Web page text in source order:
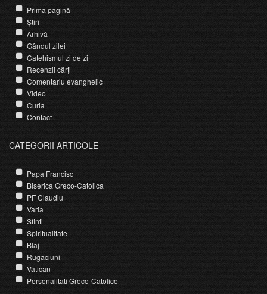
Prima pagină
Știri
Arhivă
Gândul zilei
Catehismul zi de zi
Recenzii cărți
Comentariu evanghelic
Video
Curia
Contact
CATEGORII ARTICOLE
Papa Francisc
Biserica Greco-Catolica
PF Claudiu
Varia
Sfinti
Spiritualitate
Blaj
Rugaciuni
Vatican
Personalitati Greco-Catolice